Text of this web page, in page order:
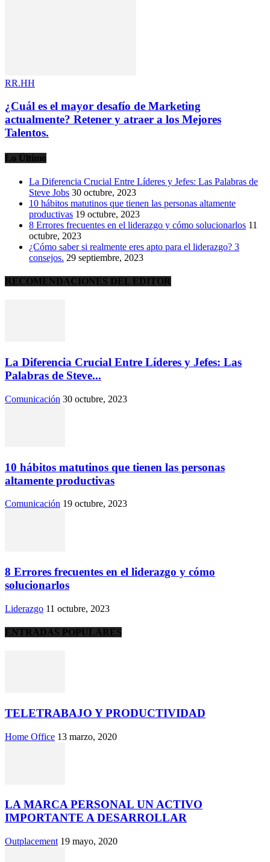
RR.HH
¿Cuál es el mayor desafío de Marketing
actualmente? Retener y atraer a los Mejores
Talentos.
Lo Último
La Diferencia Crucial Entre Líderes y Jefes: Las Palabras de
Steve Jobs 30 octubre, 2023
10 hábitos matutinos que tienen las personas altamente
productivas 19 octubre, 2023
8 Errores frecuentes en el liderazgo y cómo solucionarlos 11
octubre, 2023
¿Cómo saber si realmente eres apto para el liderazgo? 3
consejos. 29 septiembre, 2023
RECOMENDACIONES DEL EDITOR
La Diferencia Crucial Entre Líderes y Jefes: Las
Palabras de Steve...
Comunicación 30 octubre, 2023
10 hábitos matutinos que tienen las personas
altamente productivas
Comunicación 19 octubre, 2023
8 Errores frecuentes en el liderazgo y cómo
solucionarlos
Liderazgo 11 octubre, 2023
ENTRADAS POPULARES
TELETRABAJO Y PRODUCTIVIDAD
Home Office 13 marzo, 2020
LA MARCA PERSONAL UN ACTIVO
IMPORTANTE A DESARROLLAR
Outplacement 19 mayo, 2020